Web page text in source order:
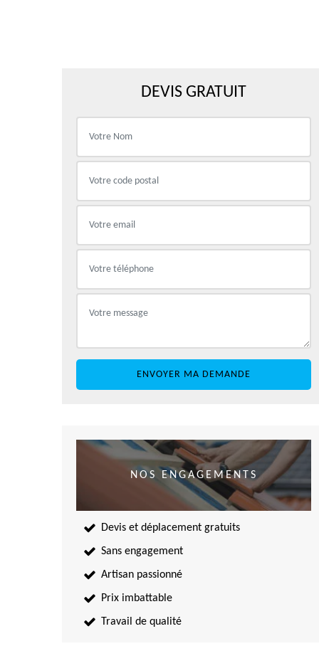
DEVIS GRATUIT
NOS ENGAGEMENTS
Devis et déplacement gratuits
Sans engagement
Artisan passionné
Prix imbattable
Travail de qualité